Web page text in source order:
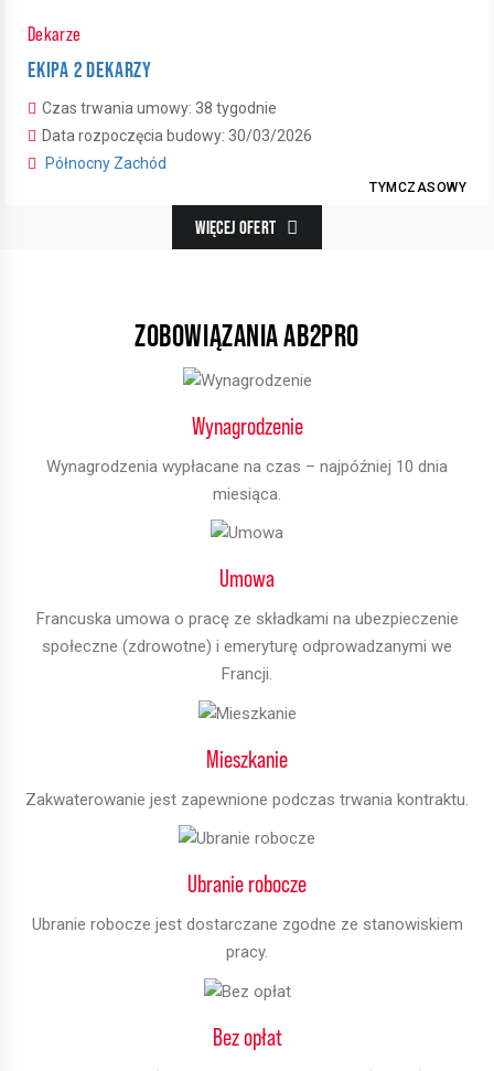
Dekarze
EKIPA 2 DEKARZY
Czas trwania umowy: 38 tygodnie
Data rozpoczęcia budowy: 30/03/2026
Północny Zachód
TYMCZASOWY
WIĘCEJ OFERT
ZOBOWIĄZANIA AB2PRO
Wynagrodzenie
Wynagrodzenia wypłacane na czas – najpóźniej 10 dnia
miesiąca.
Umowa
Francuska umowa o pracę ze składkami na ubezpieczenie
społeczne (zdrowotne) i emeryturę odprowadzanymi we
Francji.
Mieszkanie
Zakwaterowanie jest zapewnione podczas trwania kontraktu.
Ubranie robocze
Ubranie robocze jest dostarczane zgodne ze stanowiskiem
pracy.
Bez opłat